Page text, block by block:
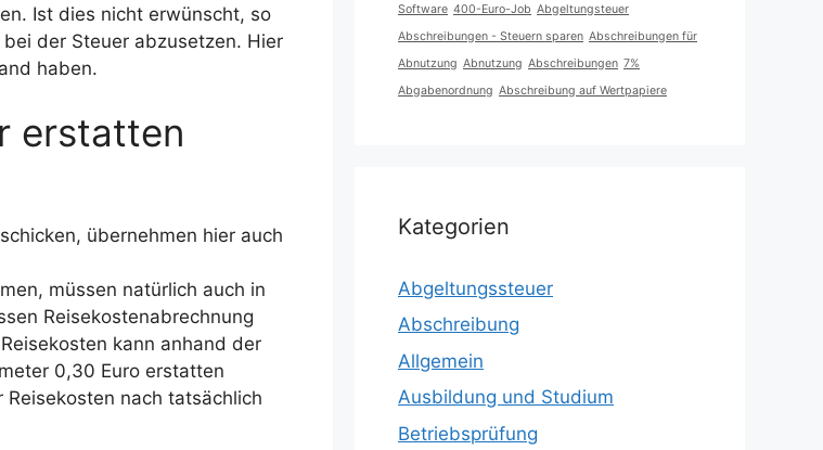
Ist dies nicht erwünscht, so
der Steuer abzusetzen. Hier
haben.
erstatten
übernehmen hier auch
müssen natürlich auch in
Reisekostenabrechnung
kann anhand der
0,30 Euro erstatten
nach tatsächlich
Software 400-Euro-Job Abgeltungsteuer
Abschreibungen - Steuern sparen Abschreibungen für
Abnutzung Abnutzung Abschreibungen 7%
Abgabenordnung Abschreibung auf Wertpapiere
Kategorien
Abgeltungssteuer
Abschreibung
Allgemein
Ausbildung und Studium
Betriebsprüfung